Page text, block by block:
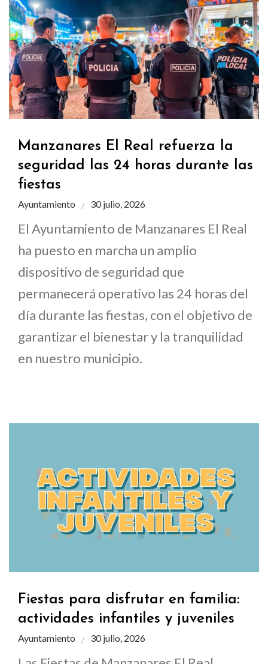
Manzanares El Real refuerza la
seguridad las 24 horas durante las
fiestas
Ayuntamiento 30 julio, 2026
El Ayuntamiento de Manzanares El Real
ha puesto en marcha un amplio
dispositivo de seguridad que
permanecerá operativo las 24 horas del
día durante las fiestas, con el objetivo de
garantizar el bienestar y la tranquilidad
en nuestro municipio.
Fiestas para disfrutar en familia:
actividades infantiles y juveniles
Ayuntamiento 30 julio, 2026